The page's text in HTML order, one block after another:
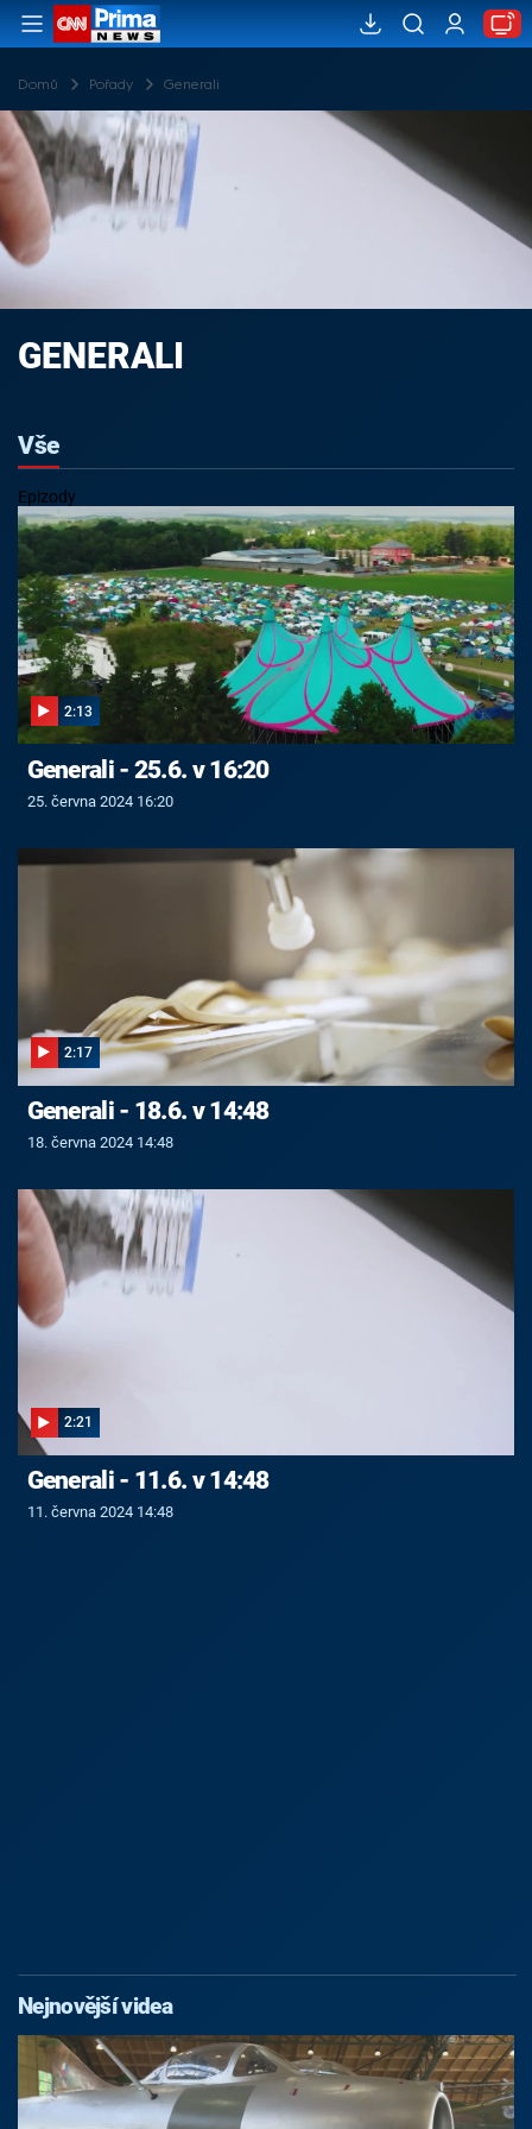
Domů Pořady Generali
GENERALI
Vše
Epizody
2:13
Generali - 25.6. v 16:20
25. června 2024 16:20
2:17
Generali - 18.6. v 14:48
18. června 2024 14:48
2:21
Generali - 11.6. v 14:48
11. června 2024 14:48
Nejnovější videa